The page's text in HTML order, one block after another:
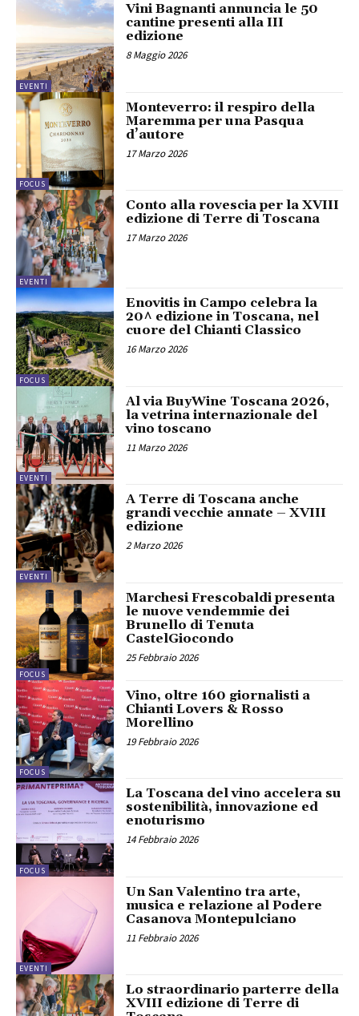
EVENTI
Vini Bagnanti annuncia le 50
cantine presenti alla III
edizione
8 Maggio 2026
FOCUS
Monteverro: il respiro della
Maremma per una Pasqua
d’autore
17 Marzo 2026
EVENTI
Conto alla rovescia per la XVIII
edizione di Terre di Toscana
17 Marzo 2026
FOCUS
Enovitis in Campo celebra la
20^ edizione in Toscana, nel
cuore del Chianti Classico
16 Marzo 2026
EVENTI
Al via BuyWine Toscana 2026,
la vetrina internazionale del
vino toscano
11 Marzo 2026
EVENTI
A Terre di Toscana anche
grandi vecchie annate – XVIII
edizione
2 Marzo 2026
FOCUS
Marchesi Frescobaldi presenta
le nuove vendemmie dei
Brunello di Tenuta
CastelGiocondo
25 Febbraio 2026
FOCUS
Vino, oltre 160 giornalisti a
Chianti Lovers & Rosso
Morellino
19 Febbraio 2026
FOCUS
La Toscana del vino accelera su
sostenibilità, innovazione ed
enoturismo
14 Febbraio 2026
EVENTI
Un San Valentino tra arte,
musica e relazione al Podere
Casanova Montepulciano
11 Febbraio 2026
Lo straordinario parterre della
XVIII edizione di Terre di